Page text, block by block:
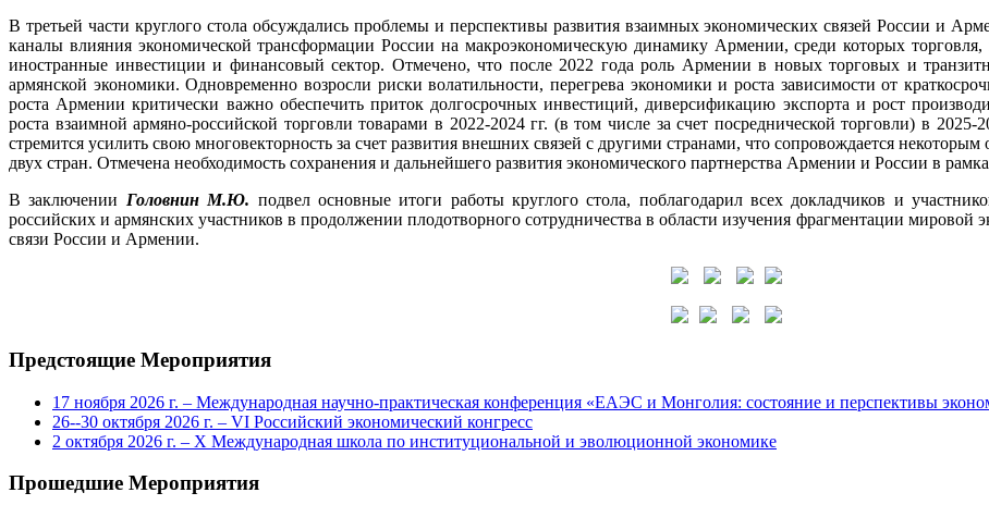
В третьей части круглого стола обсуждались проблемы и перспективы развития взаимных экономических связей России и
каналы влияния экономической трансформации России на макроэкономическую динамику Армении, среди которых
иностранные инвестиции и финансовый сектор. Отмечено, что после 2022 года роль Армении в новых торговых и
армянской экономики. Одновременно возросли риски волатильности, перегрева экономики и роста зависимости от
роста Армении критически важно обеспечить приток долгосрочных инвестиций, диверсификацию экспорта и рост
роста взаимной армяно-российской торговли товарами в 2022-2024 гг. (в том числе за счет посреднической торговли) в
стремится усилить свою многовекторность за счет развития внешних связей с другими странами, что сопровождается
двух стран. Отмечена необходимость сохранения и дальнейшего развития экономического партнерства Армении и России в
В заключении Головнин М.Ю. подвел основные итоги работы круглого стола, поблагодарил всех докладчиков и
российских и армянских участников в продолжении плодотворного сотрудничества в области изучения фрагментации
связи России и Армении.
Предстоящие Мероприятия
17 ноября 2026 г. – Международная научно-практическая конференция «ЕАЭС и Монголия: состояние и перспективы
26--30 октября 2026 г. – VI Российский экономический конгресс
2 октября 2026 г. – X Международная школа по институциональной и эволюционной экономике
Прошедшие Мероприятия